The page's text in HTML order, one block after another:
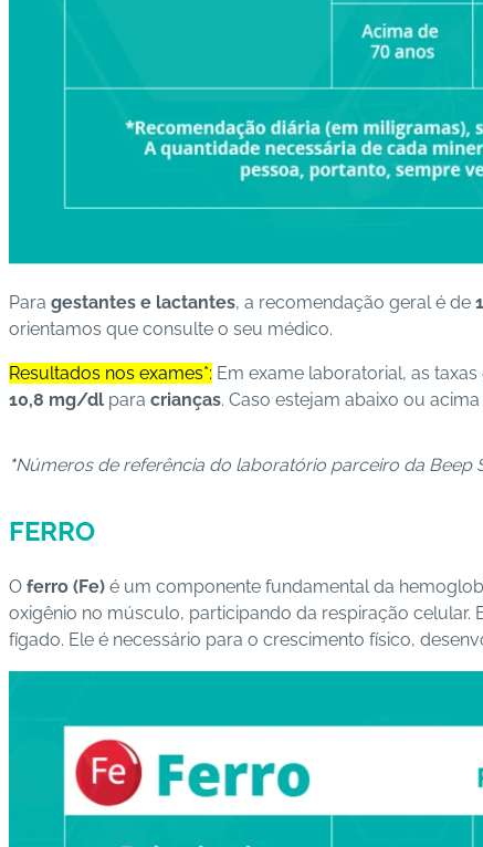
Para gestantes e lactantes, a recomendação geral é de
orientamos que consulte o seu médico.
Resultados nos exames*: Em exame laboratorial, as
10,8 mg/dl para crianças. Caso estejam abaixo ou
*Números de referência do laboratório parceiro da Beep
FERRO
O ferro (Fe) é um componente fundamental da
oxigênio no músculo, participando da respiração
fígado. Ele é necessário para o crescimento físico,